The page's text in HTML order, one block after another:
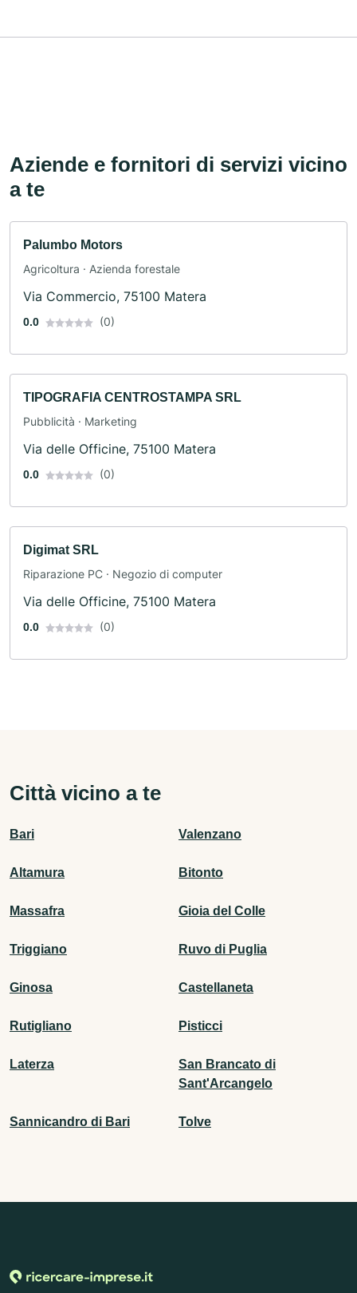
Aziende e fornitori di servizi vicino
a te
Palumbo Motors
Agricoltura · Azienda forestale
Via Commercio, 75100 Matera
0.0 (0)
TIPOGRAFIA CENTROSTAMPA SRL
Pubblicità · Marketing
Via delle Officine, 75100 Matera
0.0 (0)
Digimat SRL
Riparazione PC · Negozio di computer
Via delle Officine, 75100 Matera
0.0 (0)
Città vicino a te
Bari Valenzano
Altamura Bitonto
Massafra Gioia del Colle
Triggiano Ruvo di Puglia
Ginosa Castellaneta
Rutigliano Pisticci
Laterza
San Brancato di
Sant'Arcangelo
Sannicandro di Bari Tolve